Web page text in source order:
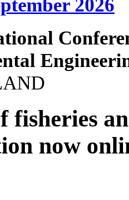
2026
fisheries
now